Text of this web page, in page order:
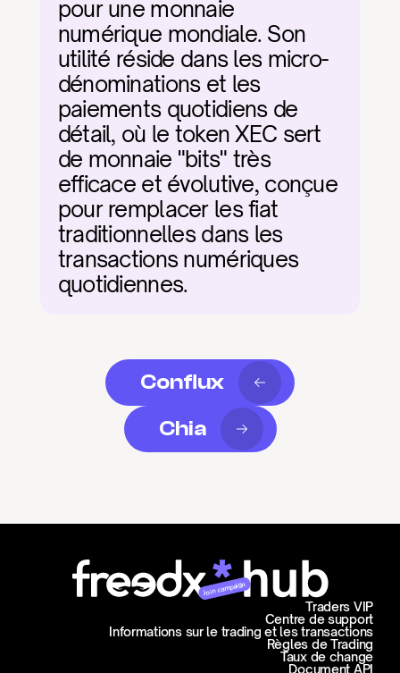
pour une monnaie
numérique mondiale. Son
utilité réside dans les micro-
dénominations et les
paiements quotidiens de
détail, où le token XEC sert
de monnaie "bits" très
efficace et évolutive, conçue
pour remplacer les fiat
traditionnelles dans les
transactions numériques
quotidiennes.
Conflux
Chia
Join campaign
Centre de support
Informations sur le trading et les transactions
Traders VIP
Règles de Trading
Taux de change
Document API